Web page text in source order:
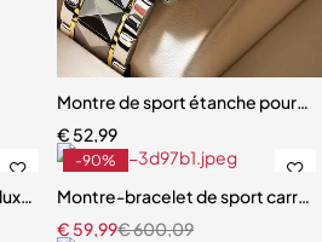
Montre de sport étanche pour
€ 52,99
pour homme
-90%
Montre-bracelet de sport carrée
€600,09
€ 59,99